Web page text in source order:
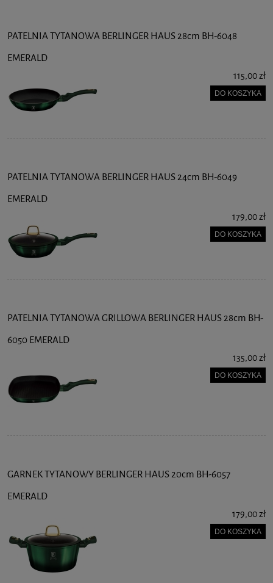
PATELNIA TYTANOWA BERLINGER HAUS 28cm BH-6048
EMERALD
115,00 zł
DO KOSZYKA
PATELNIA TYTANOWA BERLINGER HAUS 24cm BH-6049
EMERALD
179,00 zł
DO KOSZYKA
PATELNIA TYTANOWA GRILLOWA BERLINGER HAUS 28cm BH-
6050 EMERALD
135,00 zł
DO KOSZYKA
GARNEK TYTANOWY BERLINGER HAUS 20cm BH-6057
EMERALD
179,00 zł
DO KOSZYKA